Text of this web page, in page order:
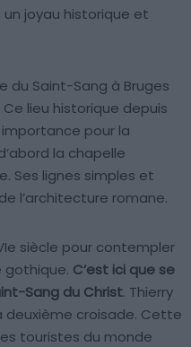
joyau historique et
du Saint-Sang à Bruges
Ce lieu historique depuis
pour la
la chapelle
Ses lignes simples et
l’architecture romane.
siècle pour contempler
gothique. C’est ici que se
Sang du Christ. Thierry
deuxième croisade. Cette
touristes du monde